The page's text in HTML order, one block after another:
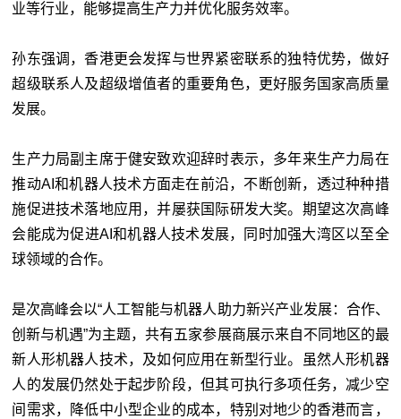
业等行业，能够提高生产力并优化服务效率。
孙东强调，香港更会发挥与世界紧密联系的独特优势，做好
超级联系人及超级增值者的重要角色，更好服务国家高质量
发展。
生产力局副主席于健安致欢迎辞时表示，多年来生产力局在
推动AI和机器人技术方面走在前沿，不断创新，透过种种措
施促进技术落地应用，并屡获国际研发大奖。期望这次高峰
会能成为促进AI和机器人技术发展，同时加强大湾区以至全
球领域的合作。
是次高峰会以“人工智能与机器人助力新兴产业发展：合作、
创新与机遇”为主题，共有五家参展商展示来自不同地区的最
新人形机器人技术，及如何应用在新型行业。虽然人形机器
人的发展仍然处于起步阶段，但其可执行多项任务，减少空
间需求，降低中小型企业的成本，特别对地少的香港而言，